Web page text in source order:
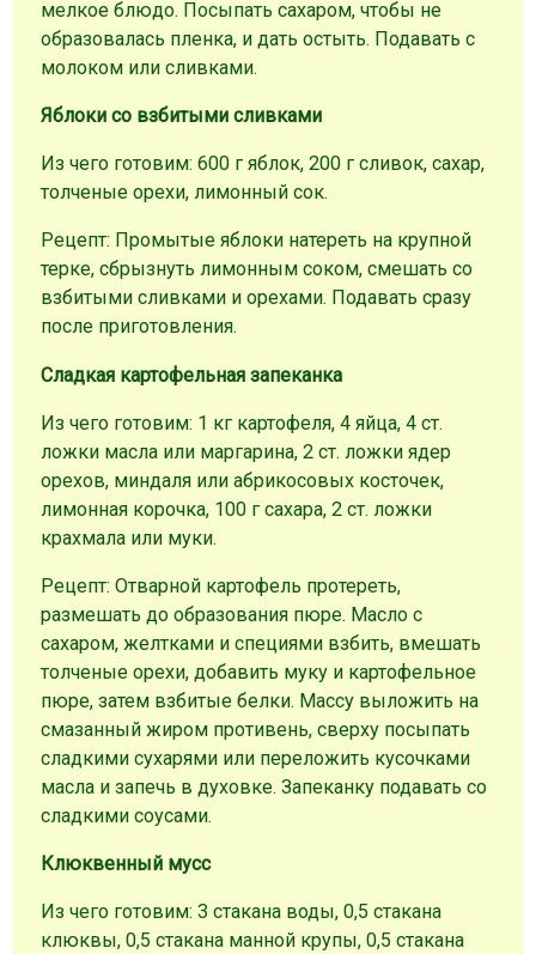
мелкое блюдо. Посыпать сахаром, чтобы не
образовалась пленка, и дать остыть. Подавать с
молоком или сливками.
Яблоки со взбитыми сливками
Из чего готовим: 600 г яблок, 200 г сливок, сахар,
толченые орехи, лимонный сок.
Рецепт: Промытые яблоки натереть на крупной
терке, сбрызнуть лимонным соком, смешать со
взбитыми сливками и орехами. Подавать сразу
после приготовления.
Сладкая картофельная запеканка
Из чего готовим: 1 кг картофеля, 4 яйца, 4 ст.
ложки масла или маргарина, 2 ст. ложки ядер
орехов, миндаля или абрикосовых косточек,
лимонная корочка, 100 г сахара, 2 ст. ложки
крахмала или муки.
Рецепт: Отварной картофель протереть,
размешать до образования пюре. Масло с
сахаром, желтками и специями взбить, вмешать
толченые орехи, добавить муку и картофельное
пюре, затем взбитые белки. Массу выложить на
смазанный жиром противень, сверху посыпать
сладкими сухарями или переложить кусочками
масла и запечь в духовке. Запеканку подавать со
сладкими соусами.
Клюквенный мусс
Из чего готовим: 3 стакана воды, 0,5 стакана
клюквы, 0,5 стакана манной крупы, 0,5 стакана